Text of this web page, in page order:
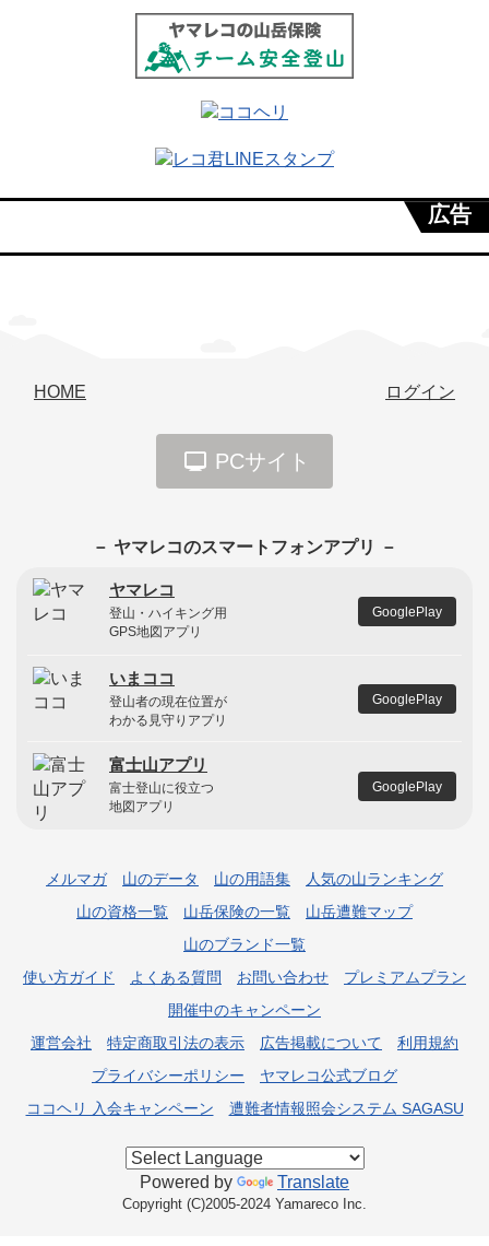
広告
HOME ログイン
PCサイト
－ ヤマレコのスマートフォンアプリ －
ヤマレコ
登山・ハイキング用
GPS地図アプリ
GooglePlay
いまココ
登山者の現在位置が
わかる見守りアプリ
GooglePlay
富士山アプリ
富士登山に役立つ
地図アプリ
GooglePlay
メルマガ 山のデータ 山の用語集
人気の山ランキング
山の資格一覧
山岳保険の一覧
山岳遭難マップ
山のブランド一覧
使い方ガイド
よくある質問 お問い合わせ
プレミアムプラン
開催中のキャンペーン
運営会社
特定商取引法の表示 広告掲載について
利用規約
プライバシーポリシー
ヤマレコ公式ブログ
ココヘリ 入会キャンペーン
遭難者情報照会システム SAGASU
Powered by Translate
Copyright (C)2005-2024 Yamareco Inc.